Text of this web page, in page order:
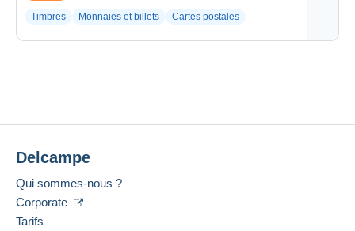
Timbres Monnaies et billets Cartes postales
Delcampe
Qui sommes-nous ?
Corporate
Tarifs